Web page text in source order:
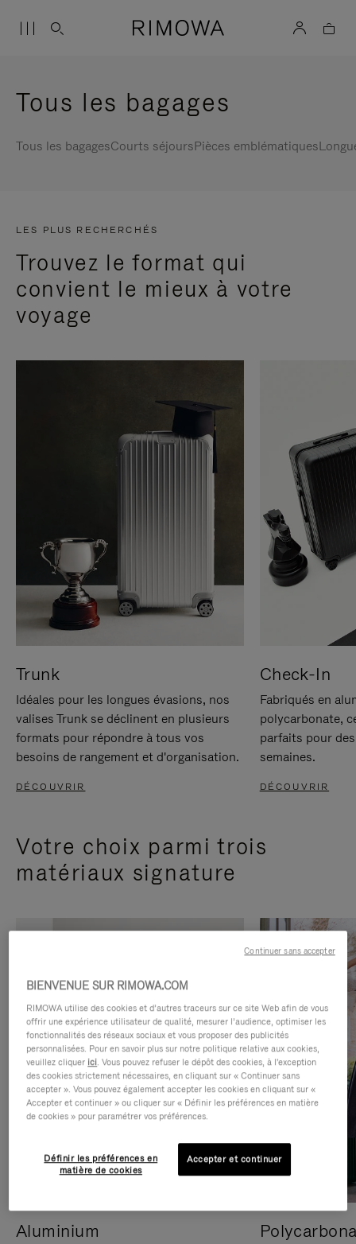
Tous les bagages
Tous les bagagesCourts séjoursPièces emblématiques
LES PLUS RECHERCHÉS
Trouvez le format qui
convient le mieux à votre
voyage
Trunk
Idéales pour les longues évasions, nos
valises Trunk se déclinent en plusieurs
formats pour répondre à tous vos
besoins de rangement et d'organisation.
DÉCOUVRIR
Check-In
Fabriqués en
polycarbonate,
parfaits pour
semaines.
DÉCOUVRIR
Votre choix parmi trois
matériaux signature
Aluminium
BIENVENUE SUR RIMOWA.COM
RIMOWA utilise des cookies et d’autres traceurs sur ce site Web afin de vous
offrir une expérience utilisateur de qualité, mesurer l’audience, optimiser les
fonctionnalités des réseaux sociaux et vous proposer des publicités
personnalisées. Pour en savoir plus sur notre politique relative aux cookies,
veuillez cliquer ici. Vous pouvez refuser le dépôt des cookies, à l'exception
des cookies strictement nécessaires, en cliquant sur « Continuer sans
accepter ». Vous pouvez également accepter les cookies en cliquant sur «
Accepter et continuer » ou cliquer sur « Définir les préférences en matière
de cookies » pour paramétrer vos préférences.
Définir les préférences en
matière de cookies
Accepter et continuer
Continuer sans accepter